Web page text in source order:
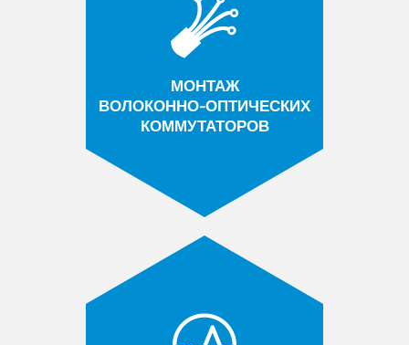
МОНТАЖ
ВОЛОКОННО-ОПТИЧЕСКИХ
КОММУТАТОРОВ